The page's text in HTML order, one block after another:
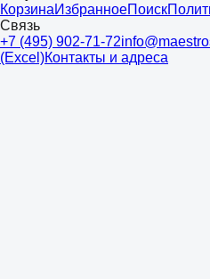
КорзинаИзбранноеПоиск
Связь
+7 (495) 902-71-72
(Excel)Контакты и адреса